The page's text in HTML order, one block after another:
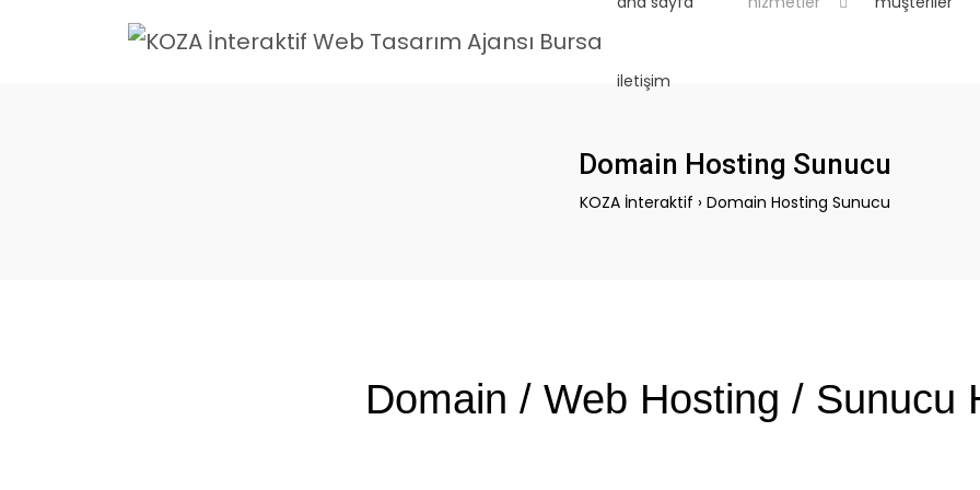
iletişim
Domain Hosting Sunucu
KOZA İnteraktif › Domain Hosting Sunucu
Domain / Web Hosting / Sunucu